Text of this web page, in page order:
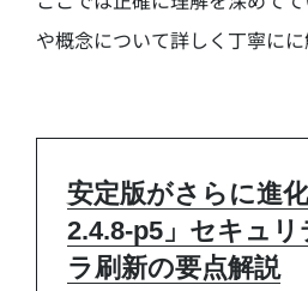
や概念について詳しく丁寧にに
安定版がさらに進
2.4.8-p5」セキュ
ラ刷新の要点解説